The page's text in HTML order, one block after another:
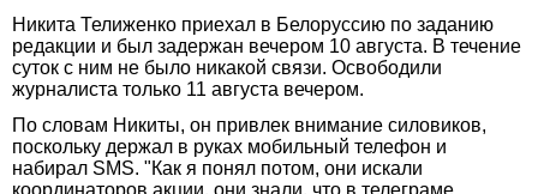
Никита Телиженко приехал в Белоруссию по заданию
редакции и был задержан вечером 10 августа. В течение
суток с ним не было никакой связи. Освободили
журналиста только 11 августа вечером.
По словам Никиты, он привлек внимание силовиков,
поскольку держал в руках мобильный телефон и
набирал SMS. "Как я понял потом, они искали
координаторов акции, они знали, что в телеграме